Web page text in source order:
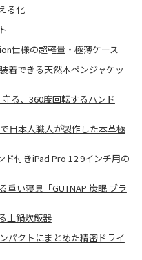
る化
仕様の超軽量・極薄ケース
着できる天然木ペンジャケッ
る、360度回転するハンド
日本人職人が製作した本革極
付きiPad Pro 12.9インチ用の
重い寝具「GUTNAP 炭眠 ブラ
土鍋炊飯器
パクトにまとめた精密ドライ